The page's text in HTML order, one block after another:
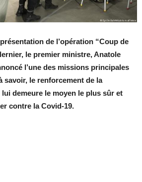
de l’opération “Coup de
le premier ministre, Anatole
l’une des missions principales
savoir, le renforcement de la
demeure le moyen le plus sûr et
contre la Covid-19.